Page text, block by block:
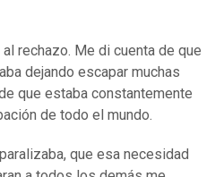
rechazo. Me di cuenta de que
dejando escapar muchas
que estaba constantemente
de todo el mundo.
que esa necesidad